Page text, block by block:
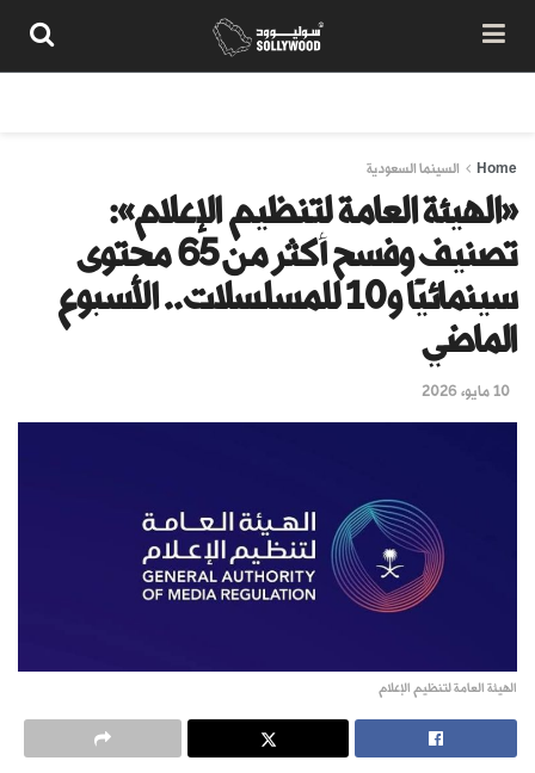
Home السينما السعودية
«الهيئة العامة لتنظيم الإعلام»:
تصنيف وفسح أكثر من 65 محتوى
سينمائيًا و10 للمسلسلات.. الأسبوع
الماضي
10 مايو، 2026
الهيئة العامة لتنظيم الإعلام